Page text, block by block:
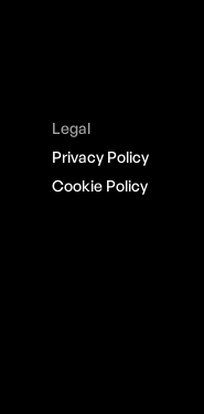
Legal
Privacy Policy
Cookie Policy